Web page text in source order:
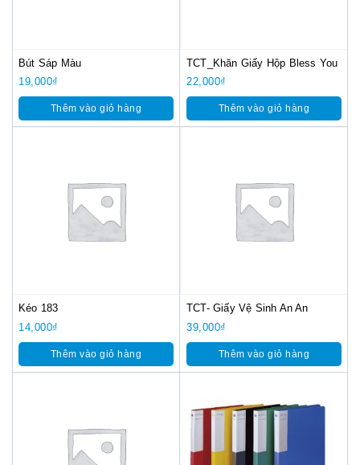
Bút Sáp Màu
19,000₫
Thêm vào giỏ hàng
TCT_Khăn Giấy Hộp Bless You
22,000₫
Thêm vào giỏ hàng
Kéo 183
14,000₫
Thêm vào giỏ hàng
TCT- Giấy Vệ Sinh An An
39,000₫
Thêm vào giỏ hàng